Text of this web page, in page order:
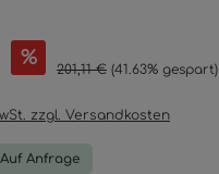
% Regulärer Preis:
201,11 € (41.63% gespart)
zzgl. Versandkosten
Anfrage